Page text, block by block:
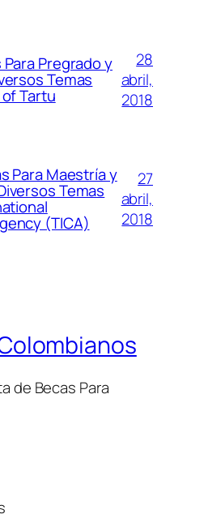
Pregrado y
Temas
Tartu
28
abril,
2018
Para Maestría y
Temas
(TICA)
27
abril,
2018
de Becas Para